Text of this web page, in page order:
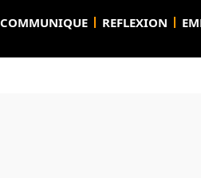
COMMUNIQUE REFLEXION